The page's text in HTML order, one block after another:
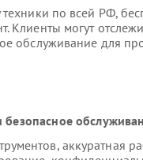
по всей РФ,
могут
обслуживание для
аккуратная